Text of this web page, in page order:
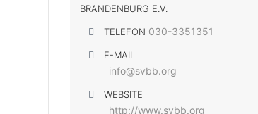
BRANDENBURG E.V.
TELEFON 030-3351351
E-MAIL
info@svbb.org
WEBSITE
http://www.svbb.org